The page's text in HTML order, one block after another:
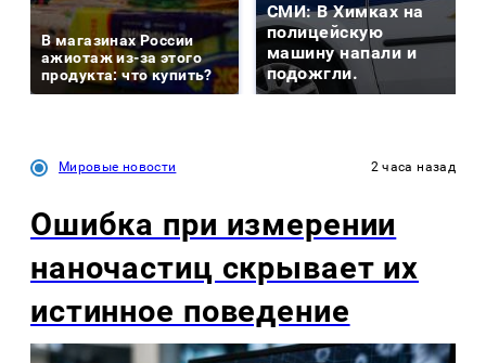
В магазинах России
ажиотаж из-за этого
продукта: что купить?
СМИ: В Химках на
полицейскую
машину напали и
подожгли.
Мировые новости 2 часа назад
Ошибка при измерении
наночастиц скрывает их
истинное поведение